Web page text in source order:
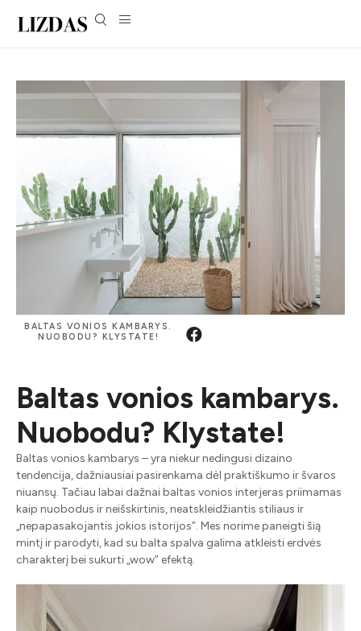
BALTAS VONIOS KAMBARYS.
NUOBODU? KLYSTATE!
Baltas vonios kambarys.
Nuobodu? Klystate!
Baltas vonios kambarys – yra niekur nedingusi dizaino
tendencija, dažniausiai pasirenkama dėl praktiškumo ir švaros
niuansų. Tačiau labai dažnai baltas vonios interjeras priimamas
kaip nuobodus ir neišskirtinis, neatskleidžiantis stiliaus ir
„nepapasakojantis jokios istorijos”. Mes norime paneigti šią
mintį ir parodyti, kad su balta spalva galima atkleisti erdvės
charakterį bei sukurti „wow” efektą.